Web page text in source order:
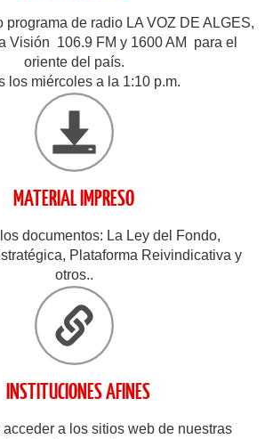
programa de radio LA VOZ DE ALGES,
Visión 106.9 FM y 1600 AM para el
oriente del país.
los miércoles a la 1:10 p.m.
MATERIAL IMPRESO
documentos: La Ley del Fondo,
Plataforma Reivindicativa y
otros..
INSTITUCIONES AFINES
acceder a los sitios web de nuestras